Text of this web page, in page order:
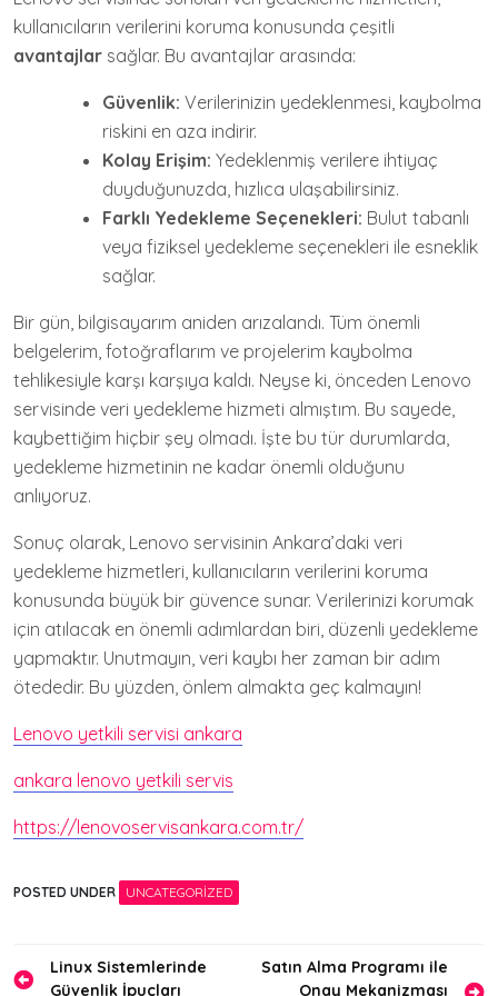
kullanıcıların verilerini koruma konusunda çeşitli
avantajlar sağlar. Bu avantajlar arasında:
Güvenlik: Verilerinizin yedeklenmesi, kaybolma
riskini en aza indirir.
Kolay Erişim: Yedeklenmiş verilere ihtiyaç
duyduğunuzda, hızlıca ulaşabilirsiniz.
Farklı Yedekleme Seçenekleri: Bulut tabanlı
veya fiziksel yedekleme seçenekleri ile esneklik
sağlar.
Bir gün, bilgisayarım aniden arızalandı. Tüm önemli
belgelerim, fotoğraflarım ve projelerim kaybolma
tehlikesiyle karşı karşıya kaldı. Neyse ki, önceden Lenovo
servisinde veri yedekleme hizmeti almıştım. Bu sayede,
kaybettiğim hiçbir şey olmadı. İşte bu tür durumlarda,
yedekleme hizmetinin ne kadar önemli olduğunu
anlıyoruz.
Sonuç olarak, Lenovo servisinin Ankara’daki veri
yedekleme hizmetleri, kullanıcıların verilerini koruma
konusunda büyük bir güvence sunar. Verilerinizi korumak
için atılacak en önemli adımlardan biri, düzenli yedekleme
yapmaktır. Unutmayın, veri kaybı her zaman bir adım
ötededir. Bu yüzden, önlem almakta geç kalmayın!
Lenovo yetkili servisi ankara
ankara lenovo yetkili servis
https://lenovoservisankara.com.tr/
POSTED UNDER UNCATEGORIZED
YazıLinux Sistemlerinde
Güvenlik İpuçları
Satın Alma Programı ile
Onay Mekanizması